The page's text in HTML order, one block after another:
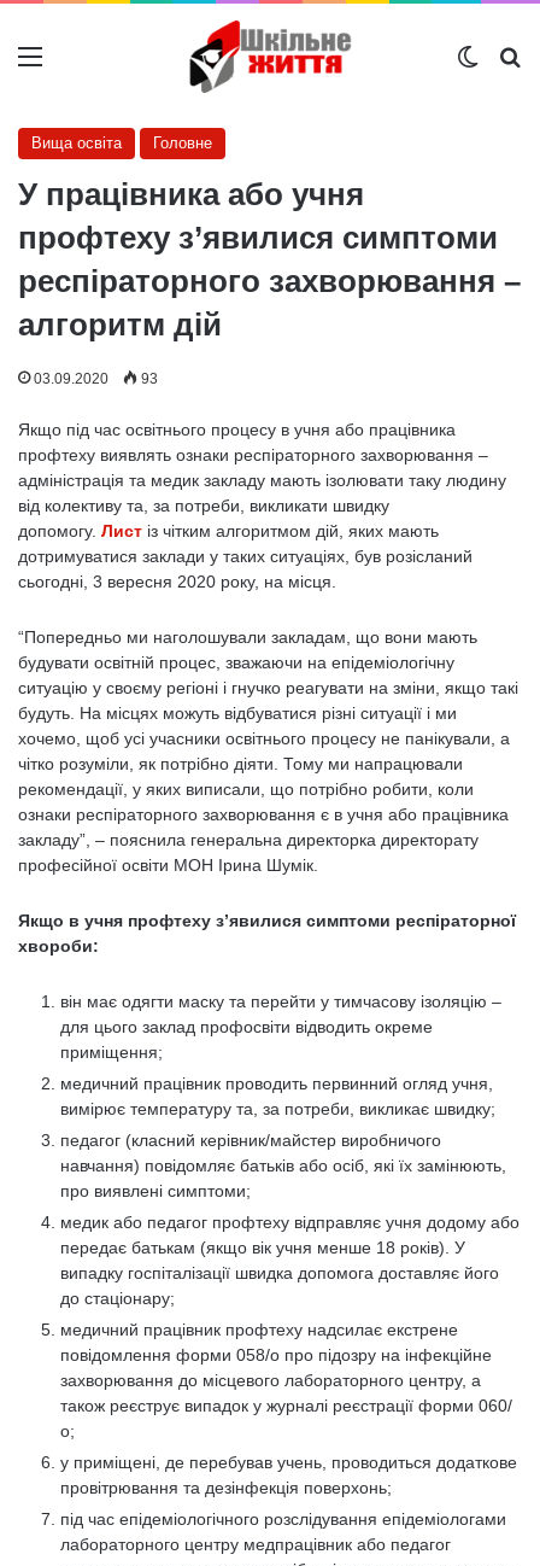
Меню
Вища освіта Головне
У працівника або учня
профтеху з’явилися симптоми
респіраторного захворювання –
алгоритм дій
03.09.2020 93
Якщо під час освітнього процесу в учня або працівника
профтеху виявлять ознаки респіраторного захворювання –
адміністрація та медик закладу мають ізолювати таку людину
від колективу та, за потреби, викликати швидку
допомогу. Лист із чітким алгоритмом дій, яких мають
дотримуватися заклади у таких ситуаціях, був розісланий
сьогодні, 3 вересня 2020 року, на місця.
“Попередньо ми наголошували закладам, що вони мають
будувати освітній процес, зважаючи на епідеміологічну
ситуацію у своєму регіоні і гнучко реагувати на зміни, якщо такі
будуть. На місцях можуть відбуватися різні ситуації і ми
хочемо, щоб усі учасники освітнього процесу не панікували, а
чітко розуміли, як потрібно діяти. Тому ми напрацювали
рекомендації, у яких виписали, що потрібно робити, коли
ознаки респіраторного захворювання є в учня або працівника
закладу”, – пояснила генеральна директорка директорату
професійної освіти МОН Ірина Шумік.
Якщо в учня профтеху з’явилися симптоми респіраторної
хвороби:
він має одягти маску та перейти у тимчасову ізоляцію –
для цього заклад профосвіти відводить окреме
приміщення;
медичний працівник проводить первинний огляд учня,
вимірює температуру та, за потреби, викликає швидку;
педагог (класний керівник/майстер виробничого
навчання) повідомляє батьків або осіб, які їх замінюють,
про виявлені симптоми;
медик або педагог профтеху відправляє учня додому або
передає батькам (якщо вік учня менше 18 років). У
випадку госпіталізації швидка допомога доставляє його
до стаціонару;
медичний працівник профтеху надсилає екстрене
повідомлення форми 058/о про підозру на інфекційне
захворювання до місцевого лабораторного центру, а
також реєструє випадок у журналі реєстрації форми 060/
о;
у приміщені, де перебував учень, проводиться додаткове
провітрювання та дезінфекція поверхонь;
під час епідеміологічного розслідування епідеміологами
лабораторного центру медпрацівник або педагог